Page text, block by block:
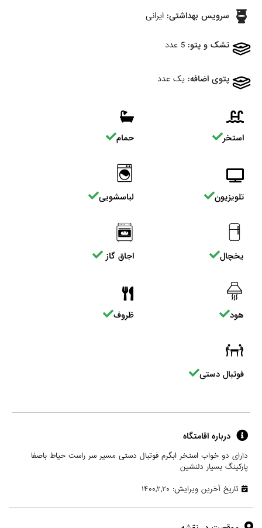
سرویس بهداشتی: ایرانی
تشک و پتو: 5 عدد
پتوی اضافه: یک عدد
استخر حمام
تلویزیون لباسشویی
یخچال اجاق گاز
هود ظروف
فوتبال دستی
درباره اقامتگاه
دارای دو خواب استخر ابگرم فوتبال دستی مسیر سر راست حیاط باصفا
پارکینگ بسیار دلنشین
تاریخ آخرین ویرایش: ۱۴۰۰,۲,۲۰